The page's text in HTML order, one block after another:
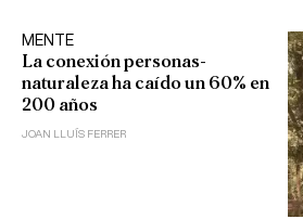
MENTE
La conexión personas-
naturaleza ha caído un 60% en
200 años
JOAN LLUÍS FERRER